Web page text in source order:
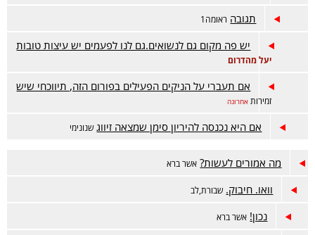
תגובה ראומה1
יש פה מקום גם לנשואים.גם לנו לפעמים יש עיצות טובות
יעל מהדרום
אם תעברי על הניקים הפעילים בפורום הזה, תיווכחי שיש
זמירות אחרונה
אם היא נכנסה להיריון סימן שמצאה זיווג שנונימי
מה אמורים לעשות? אשר ברא
וואו. חיבוק. שבורת,לב
נכון! אשר ברא